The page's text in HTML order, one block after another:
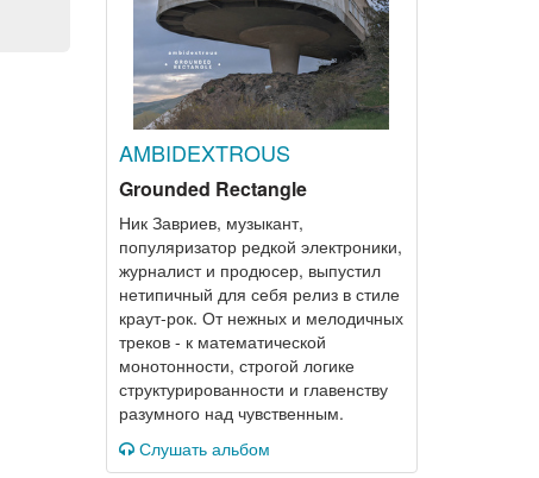
AMBIDEXTROUS
Grounded Rectangle
Ник Завриев, музыкант,
популяризатор редкой электроники,
журналист и продюсер, выпустил
нетипичный для себя релиз в стиле
краут-рок. От нежных и мелодичных
треков - к математической
монотонности, строгой логике
структурированности и главенству
разумного над чувственным.
Слушать альбом